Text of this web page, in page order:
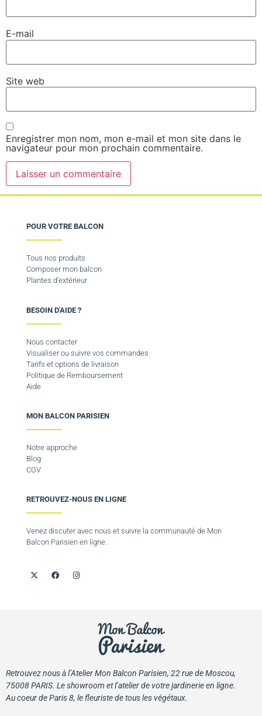
E-mail
Site web
Enregistrer mon nom, mon e-mail et mon site dans le
navigateur pour mon prochain commentaire.
POUR VOTRE BALCON
Tous nos produits
Composer mon balcon
Plantes d’extérieur
BESOIN D'AIDE ?
Nous contacter
Visualiser ou suivre vos commandes
Tarifs et options de livraison
Politique de Remboursement
Aide
MON BALCON PARISIEN
Notre approche
Blog
CGV
RETROUVEZ-NOUS EN LIGNE
Venez discuter avec nous et suivre la communauté de Mon
Balcon Parisien en ligne.
Retrouvez nous à l’Atelier Mon Balcon Parisien, 22 rue de Moscou,
75008 PARIS. Le showroom et l’atelier de votre jardinerie en ligne.
Au coeur de Paris 8, le fleuriste de tous les végétaux.